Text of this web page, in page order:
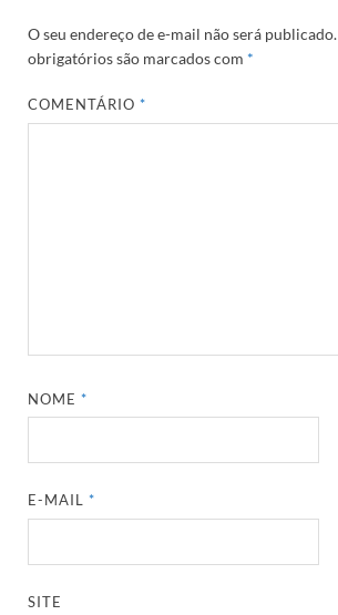
O seu endereço de e-mail não será publicado.
obrigatórios são marcados com *
COMENTÁRIO*
NOME*
E-MAIL*
SITE